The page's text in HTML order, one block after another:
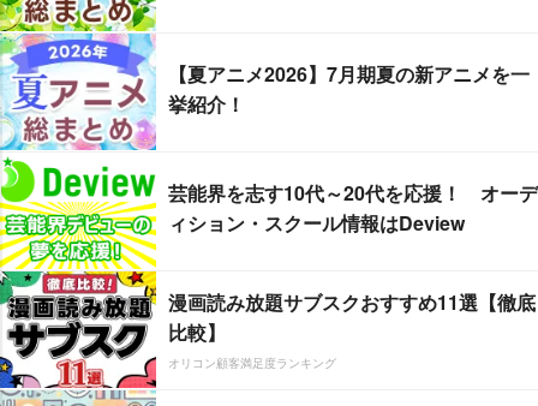
【夏アニメ2026】7月期夏の新アニメを一
挙紹介！
芸能界を志す10代～20代を応援！ オーデ
ィション・スクール情報はDeview
漫画読み放題サブスクおすすめ11選【徹底
比較】
オリコン顧客満足度ランキング